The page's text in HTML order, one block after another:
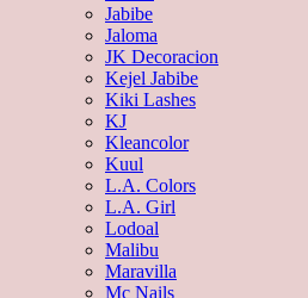
Jabibe
Jaloma
JK Decoracion
Kejel Jabibe
Kiki Lashes
KJ
Kleancolor
Kuul
L.A. Colors
L.A. Girl
Lodoal
Malibu
Maravilla
Mc Nails